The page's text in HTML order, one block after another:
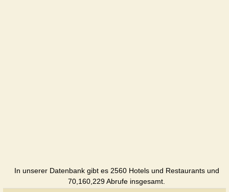
Pension
In unserer Datenbank gibt es 2560 Hotels und Restaurants und
70,160,229 Abrufe insgesamt.